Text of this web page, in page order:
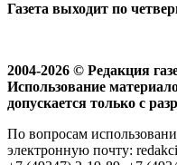
Газета выходит по
2004-2026 © Редакция
Использование
допускается только с
По вопросам
электронную почту: